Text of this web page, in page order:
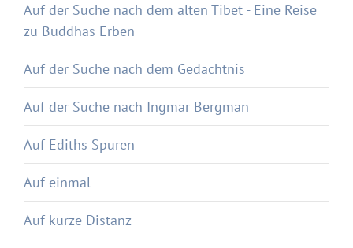
Auf der Suche nach dem alten Tibet - Eine Reise
zu Buddhas Erben
Auf der Suche nach dem Gedächtnis
Auf der Suche nach Ingmar Bergman
Auf Ediths Spuren
Auf einmal
Auf kurze Distanz